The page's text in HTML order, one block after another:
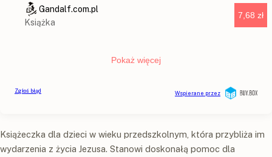
Książeczka dla dzieci w wieku przedszkolnym, która przybliża im
wydarzenia z życia Jezusa. Stanowi doskonałą pomoc dla